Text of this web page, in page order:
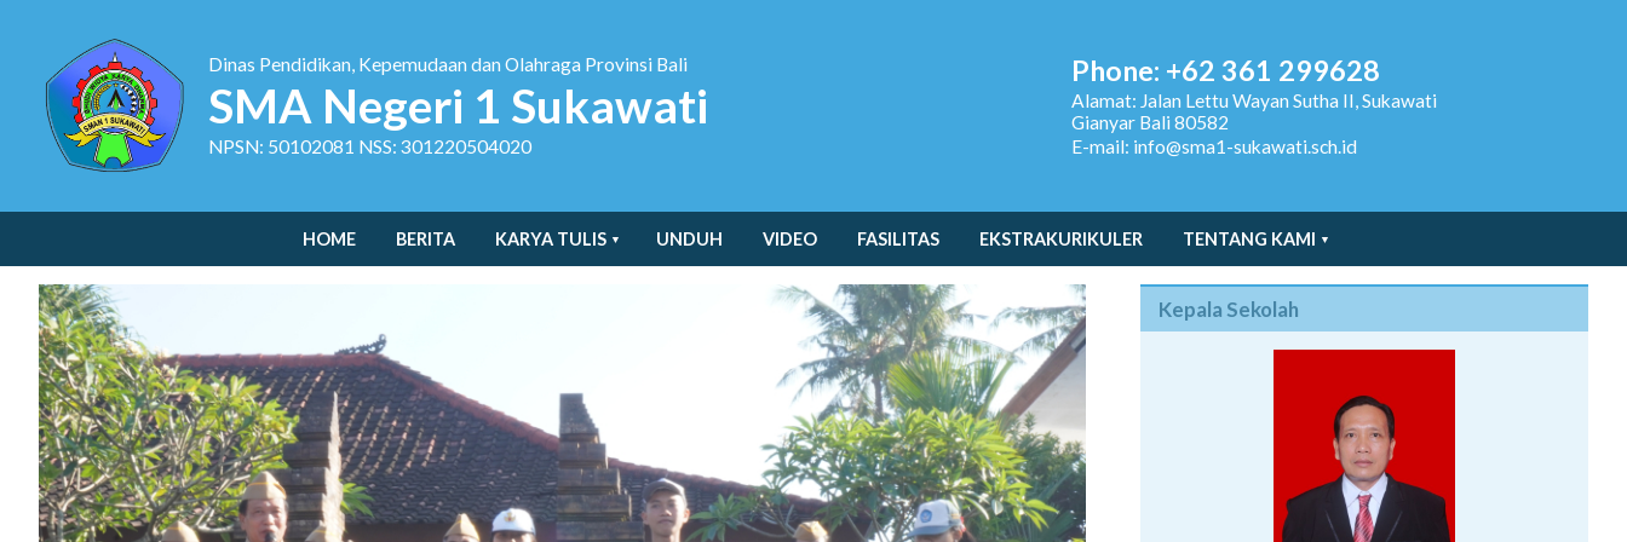
Dinas Pendidikan, Kepemudaan dan Olahraga Provinsi Bali
SMA Negeri 1 Sukawati
NPSN: 50102081 NSS: 301220504020
Phone: +62 361 299628
Alamat: Jalan Lettu Wayan Sutha II, Sukawati
Gianyar Bali 80582
E-mail: info@sma1-sukawati.sch.id
HOME BERITA KARYA TULIS UNDUH VIDEO FASILITAS EKSTRAKURIKULER TENTANG KAMI
Kepala Sekolah